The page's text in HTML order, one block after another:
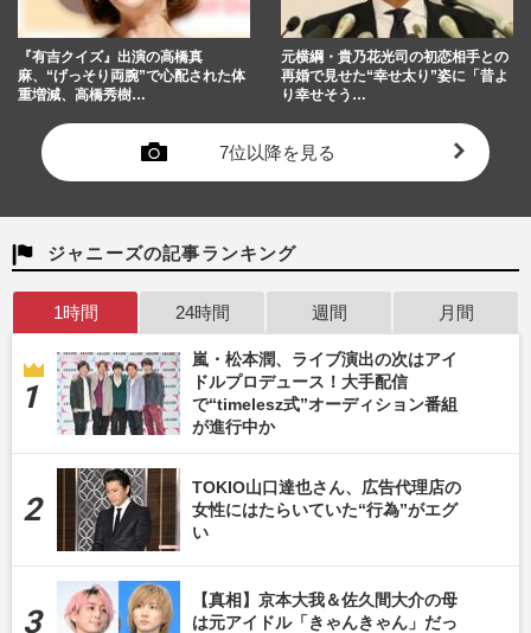
『有吉クイズ』出演の高橋真
麻、“げっそり両腕”で心配された体
重増減、高橋秀樹…
元横綱・貴乃花光司の初恋相手との
再婚で見せた“幸せ太り”姿に「昔よ
り幸せそう…
7位以降を見る
ジャニーズの記事ランキング
1時間 24時間 週間 月間
嵐・松本潤、ライブ演出の次はアイ
ドルプロデュース！大手配信
で“timelesz式”オーディション番組
が進行中か
TOKIO山口達也さん、広告代理店の
女性にはたらいていた“行為”がエグ
い
【真相】京本大我＆佐久間大介の母
は元アイドル「きゃんきゃん」だっ